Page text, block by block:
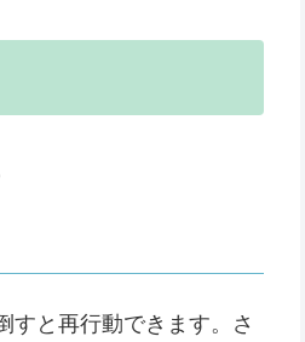
すと再行動できます。さ